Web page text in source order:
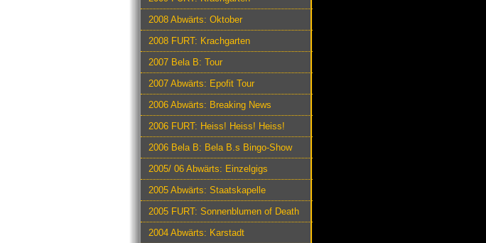
2008 Abwärts: Oktober
2008 FURT: Krachgarten
2007 Bela B: Tour
2007 Abwärts: Epofit Tour
2006 Abwärts: Breaking News
2006 FURT: Heiss! Heiss! Heiss!
2006 Bela B: Bela B.s Bingo-Show
2005/ 06 Abwärts: Einzelgigs
2005 Abwärts: Staatskapelle
2005 FURT: Sonnenblumen of Death
2004 Abwärts: Karstadt